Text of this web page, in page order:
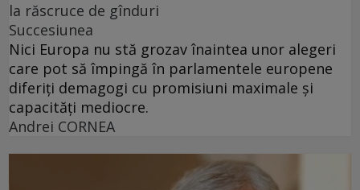
la răscruce de gînduri
Succesiunea
Nici Europa nu stă grozav înaintea unor alegeri
care pot să împingă în parlamentele europene
diferiți demagogi cu promisiuni maximale și
capacități mediocre.
Andrei CORNEA